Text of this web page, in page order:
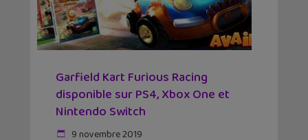
Garfield Kart Furious Racing
disponible sur PS4, Xbox One et
Nintendo Switch
9 novembre 2019